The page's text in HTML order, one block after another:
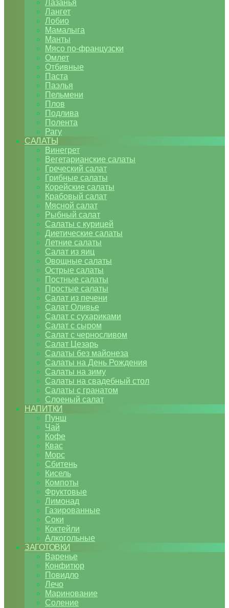
Лазанья
Лангет
Лобио
Мамалыга
Манты
Мясо по-французски
Омлет
Отбивные
Паста
Паэлья
Пельмени
Плов
Подлива
Полента
Рагу
САЛАТЫ
Винегрет
Вегетарианские салаты
Греческий салат
Грибные салаты
Корейские салаты
Крабовый салат
Мясной салат
Рыбный салат
Салаты с курицей
Диетические салаты
Летние салаты
Салат из яиц
Овощные салаты
Острые салаты
Постные салаты
Простые салаты
Салат из печени
Салат Оливье
Салат с сухариками
Салат с сыром
Салат с черносливом
Салат Цезарь
Салаты без майонеза
Салаты на День Рождения
Салаты на зиму
Салаты на свадебный стол
Салаты с гранатом
Слоеный салат
НАПИТКИ
Пунш
Чай
Кофе
Квас
Морс
Сбитень
Кисель
Компоты
Фруктовые
Лимонад
Газированные
Соки
Коктейли
Алкогольные
ЗАГОТОВКИ
Варенье
Конфитюр
Повидло
Лечо
Маринование
Соление